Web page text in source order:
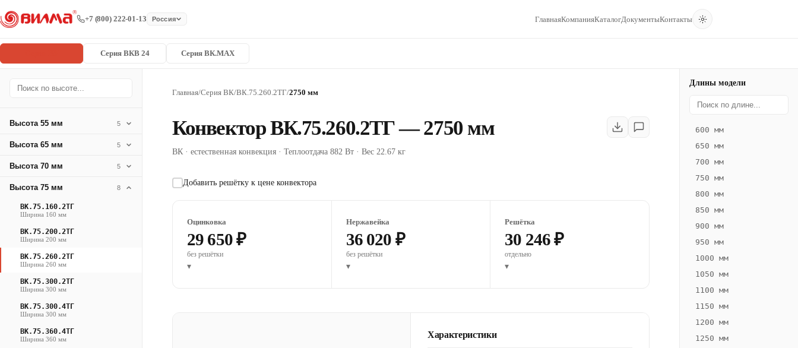
+7 (800) 222-01-13 Россия ГлавнаяКомпанияКаталогДокументыКонтакты
Серия ВКВ 24 Серия ВК.MAX
Высота 55 мм 5
Высота 65 мм 5
Высота 70 мм 5
Высота 75 мм 8
ВК.75.160.2ТГ
Ширина 160 мм
ВК.75.200.2ТГ
Ширина 200 мм
ВК.75.260.2ТГ
Ширина 260 мм
ВК.75.300.2ТГ
Ширина 300 мм
ВК.75.300.4ТГ
Ширина 300 мм
ВК.75.360.4ТГ
Ширина 360 мм
Главная/Серия ВК/ВК.75.260.2ТГ/2750 мм
Конвектор ВК.75.260.2ТГ — 2750 мм
ВК · естественная конвекция · Теплоотдача 882 Вт · Вес 22.67 кг
Добавить решётку к цене конвектора
Оцинковка
29 650 ₽
без решётки
▾
Нержавейка
36 020 ₽
без решётки
▾
Решётка
30 246 ₽
отдельно
▾
Характеристики
Длины модели
600 мм
650 мм
700 мм
750 мм
800 мм
850 мм
900 мм
950 мм
1000 мм
1050 мм
1100 мм
1150 мм
1200 мм
1250 мм